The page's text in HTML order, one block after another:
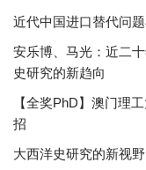
近代中国进口替代问
安乐博、马光：近二
史研究的新趋向
【全奖PhD】澳门理
招
大西洋史研究的新视野